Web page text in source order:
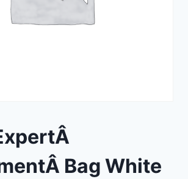
Bag White